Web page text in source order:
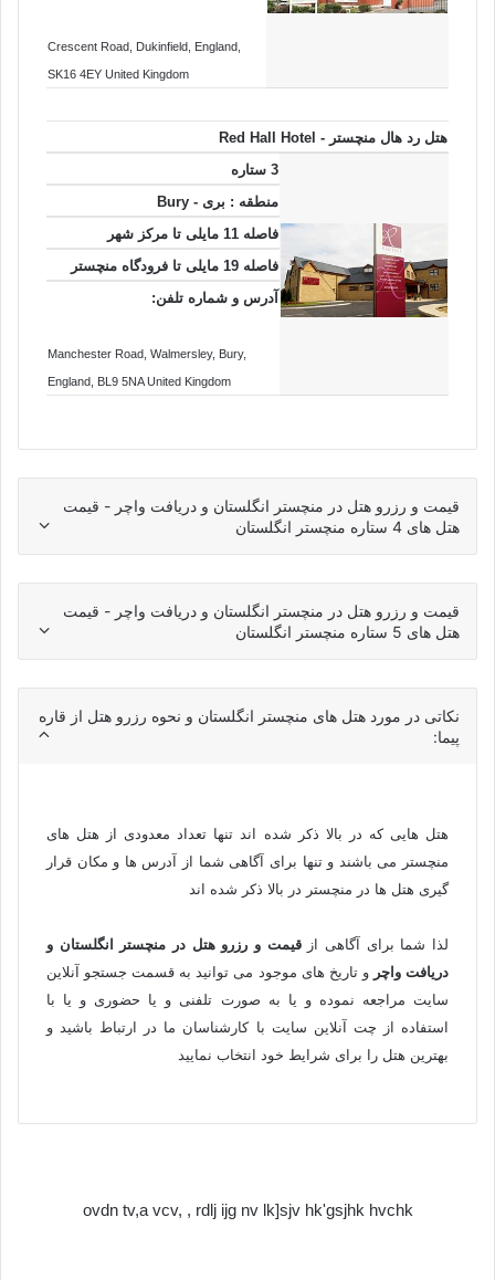
Crescent Road , Dukinfield , England
SK16 4EY United Kingdom
هتل رد هال منچستر - Red Hall Hotel
3 ستاره
منطقه : بری - Bury
فاصله 11 مایلی تا مرکز شهر
فاصله 19 مایلی تا فرودگاه منچستر
آدرس و شماره تلفن:
Manchester Road , Walmersley, Bury,
England , BL9 5NAUnited Kingdom
قیمت و رزرو هتل در منچستر انگلستان و دریافت واچر - قیمت
هتل های 4 ستاره منچستر انگلستان
قیمت و رزرو هتل در منچستر انگلستان و دریافت واچر - قیمت
هتل های 5 ستاره منچستر انگلستان
نکاتی در مورد هتل های منچستر انگلستان و نحوه رزرو هتل از قاره
پیما:
هتل هایی که در بالا ذکر شده اند تنها تعداد معدودی از هتل های
منچستر می باشند و تنها برای آگاهی شما از آدرس ها و مکان قرار
گیری هتل ها در منچستر در بالا ذکر شده اند
لذا شما برای آگاهی ازقیمت و رزرو هتل در منچستر انگلستان و
دریافت واچر و تاریخ های موجود می توانید به قسمت جستجو آنلاین
سایت مراجعه نموده و یا به صورت تلفنی و یا حضوری و یا با
استفاده از چت آنلاین سایت با کارشناسان ما در ارتباط باشید و
بهترین هتل را برای شرایط خود انتخاب نمایید
ovdn tv,a vcv, , rdlj ijg nv lk]sjv hk'gsjhk hvchk​